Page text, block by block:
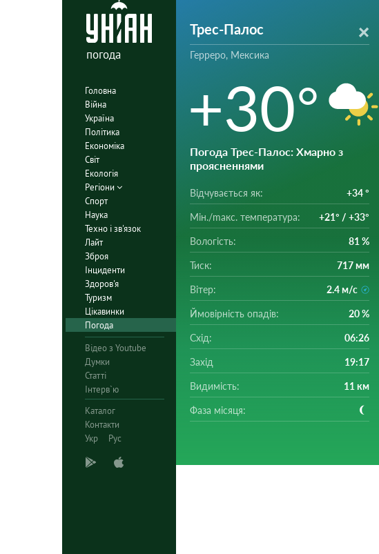
погода
Головна
Війна
Україна
Політика
Економіка
Світ
Екологія
Регіони
Спорт
Наука
Техно і зв'язок
Лайт
Зброя
Інциденти
Здоров'я
Туризм
Цікавинки
Погода
Відео з Youtube
Думки
Статті
Інтерв`ю
Каталог
Контакти
Укр
Рус
Трес-Палос
Герреро, Мексика
+30°
Погода Трес-Палос: Хмарно з
проясненнями
Відчувається як: +34 °
Мін./mакс. температура: +21° / +33°
Вологість: 81 %
Тиск: 717 мм
Вітер: 2.4 м/с
Ймовірність опадів: 20 %
Схід: 06:26
Захід 19:17
Видимість: 11 км
Фаза місяця: